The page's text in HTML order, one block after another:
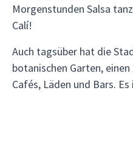
Morgenstunden Salsa
Calí!
Auch tagsüber hat die
botanischen Garten,
Cafés, Läden und Bars.